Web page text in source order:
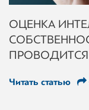
ОЦЕНКА
ПРОВОДИТСЯ
Читать статью